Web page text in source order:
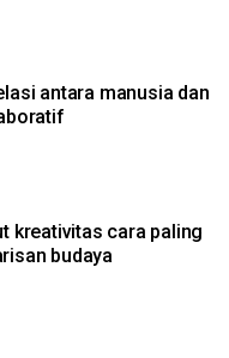
antara manusia dan
kreativitas cara paling
budaya